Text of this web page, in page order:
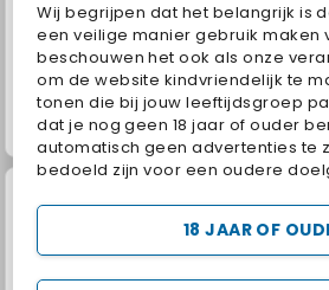
Wij begrijpen dat het belangrijk is
een veilige manier gebruik maken
beschouwen het ook als onze
om de website kindvriendelijk te
tonen die bij jouw leeftijdsgroep
dat je nog geen 18 jaar of ouder
automatisch geen advertenties te
bedoeld zijn voor een oudere
18 JAAR OF
Juice Merge